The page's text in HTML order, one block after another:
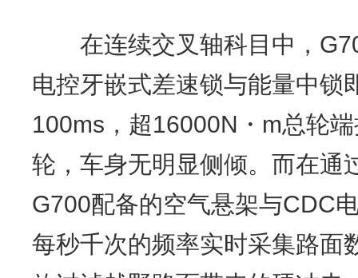
在连续交叉轴科目中，
电控牙嵌式差速锁与能量中锁
100ms，超16000N・m总轮
轮，车身无明显侧倾。而在通
G700配备的空气悬架与CDC
每秒千次的频率实时采集路面